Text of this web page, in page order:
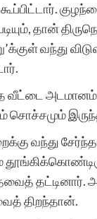
தான்
வந்து
வீட்டை அடமானம்
சொச்சமும்
வந்து
தட்டினார்.
திறந்தான்.